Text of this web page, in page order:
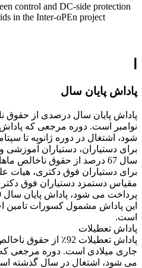
control and DC-side protection
in the Inter-oPEn project
پاداش پایان سال
پاداش پایان سال درصدی از حقوق
نوامبر است. دوره مرجعی که
شود، اشتغال در دوره ژانویه تا
برای دستیاران، دستیاران آموزشی
سال 67 درصد از حقوق ناخالص ماهانه آنها در ماه نوامبر است.
برای دستیاران فوق دکتری، هیات
مقیاس دستمزد دستیاران فوق دکتری
پرداخت می شود، پاداش پایان سال 59 درصد است.
این پاداش مشمول کسورات تامین
است.
پاداش تعطیلات
پاداش تعطیلات 92٪ از
جاری میلادی است. دوره مرجعی
می شود، اشتغال در سال گذشته